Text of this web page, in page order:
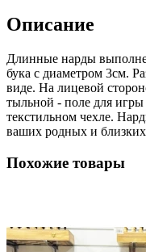
Описание
Длинные нарды
бука с диаметром 3см.
виде. На лицевой
тыльной - поле для
текстильном чехле.
ваших родных и
Похожие товары